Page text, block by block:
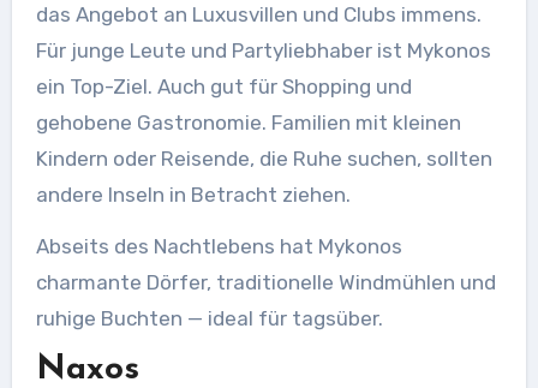
das Angebot an Luxusvillen und Clubs immens.
Für junge Leute und Partyliebhaber ist Mykonos
ein Top-Ziel. Auch gut für Shopping und
gehobene Gastronomie. Familien mit kleinen
Kindern oder Reisende, die Ruhe suchen, sollten
andere Inseln in Betracht ziehen.
Abseits des Nachtlebens hat Mykonos
charmante Dörfer, traditionelle Windmühlen und
ruhige Buchten — ideal für tagsüber.
Naxos